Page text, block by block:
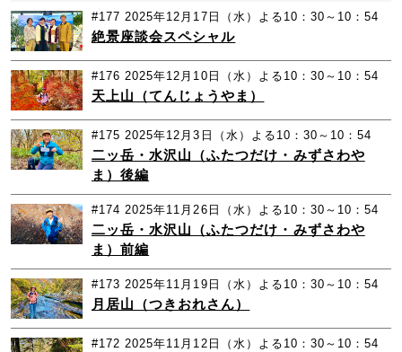
#177 2025年12月17日（水）よる10：30～10：54
絶景座談会スペシャル
#176 2025年12月10日（水）よる10：30～10：54
天上山（てんじょうやま）
#175 2025年12月3日（水）よる10：30～10：54
二ッ岳・水沢山（ふたつだけ・みずさわや
ま）後編
#174 2025年11月26日（水）よる10：30～10：54
二ッ岳・水沢山（ふたつだけ・みずさわや
ま）前編
#173 2025年11月19日（水）よる10：30～10：54
月居山（つきおれさん）
#172 2025年11月12日（水）よる10：30～10：54